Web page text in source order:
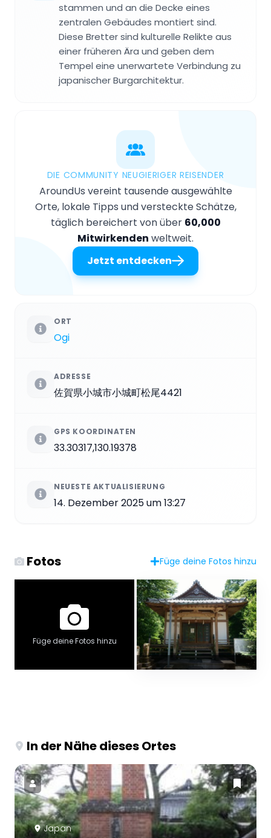
stammen und an die Decke eines
zentralen Gebäudes montiert sind.
Diese Bretter sind kulturelle Relikte aus
einer früheren Ära und geben dem
Tempel eine unerwartete Verbindung zu
japanischer Burgarchitektur.
DIE COMMUNITY NEUGIERIGER REISENDER
AroundUs vereint tausende ausgewählte
Orte, lokale Tipps und versteckte Schätze,
täglich bereichert von über 60,000
Mitwirkenden weltweit.
Jetzt entdecken
ORT
Ogi
ADRESSE
佐賀県小城市小城町松尾4421
GPS KOORDINATEN
33.30317,130.19378
NEUESTE AKTUALISIERUNG
14. Dezember 2025 um 13:27
Fotos Füge deine Fotos hinzu
Füge deine Fotos hinzu
In der Nähe dieses Ortes
Japan